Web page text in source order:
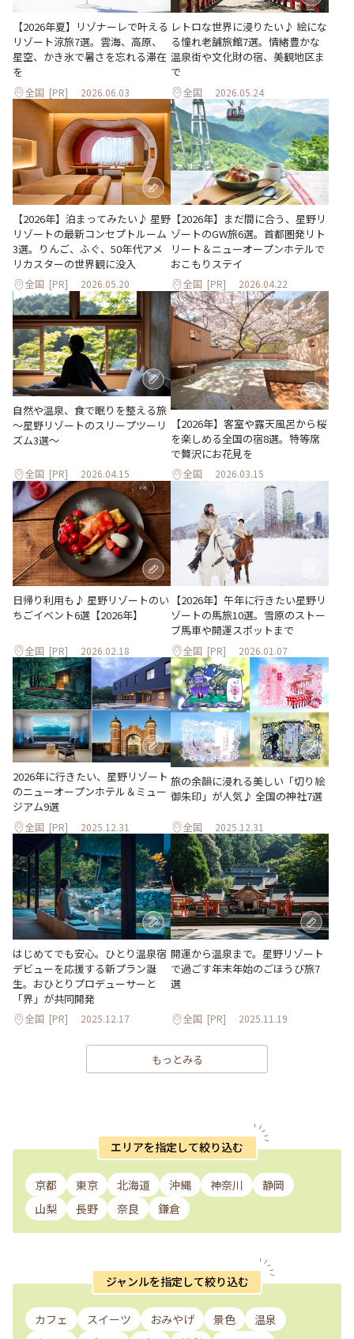
【2026年夏】リゾナーレで叶える
リゾート涼旅7選。雲海、高原、
星空、かき氷で暑さを忘れる滞在
を
全国 [PR] 2026.06.03
レトロな世界に浸りたい♪ 絵にな
る憧れ老舗旅館7選。情緒豊かな
温泉街や文化財の宿、美観地区ま
で
全国 2026.05.24
【2026年】泊まってみたい♪ 星野
リゾートの最新コンセプトルーム
3選。りんご、ふぐ、50年代アメ
リカスターの世界観に没入
全国 [PR] 2026.05.20
【2026年】まだ間に合う、星野リ
ゾートのGW旅6選。首都圏発リト
リート＆ニューオープンホテルで
おこもりステイ
全国 [PR] 2026.04.22
自然や温泉、食で眠りを整える旅
～星野リゾートのスリープツーリ
ズム3選～
全国 [PR] 2026.04.15
【2026年】客室や露天風呂から桜
を楽しめる全国の宿8選。特等席
で贅沢にお花見を
全国 2026.03.15
日帰り利用も♪ 星野リゾートのい
ちごイベント6選【2026年】
全国 [PR] 2026.02.18
【2026年】午年に行きたい星野リ
ゾートの馬旅10選。雪原のストー
ブ馬車や開運スポットまで
全国 [PR] 2026.01.07
2026年に行きたい、星野リゾート
のニューオープンホテル＆ミュー
ジアム9選
全国 [PR] 2025.12.31
旅の余韻に浸れる美しい「切り絵
御朱印」が人気♪ 全国の神社7選
全国 2025.12.31
はじめてでも安心。ひとり温泉宿
デビューを応援する新プラン誕
生。おひとりプロデューサーと
「界」が共同開発
全国 [PR] 2025.12.17
開運から温泉まで。星野リゾート
で過ごす年末年始のごほうび旅7
選
全国 [PR] 2025.11.19
もっとみる
エリアを指定して絞り込む
京都 東京 北海道 沖縄 神奈川
静岡
山梨
長野 奈良 鎌倉
ジャンルを指定して絞り込む
カフェ スイーツ おみやげ 景色
温泉